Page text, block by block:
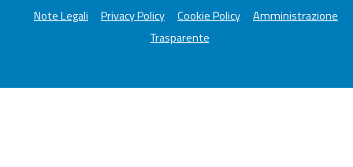
Note Legali Privacy Policy Cookie Policy
Amministrazione
Trasparente